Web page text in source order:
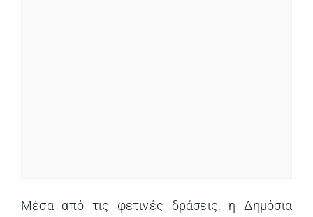
Μέσα από τις φετινές δράσεις, η Δημόσια